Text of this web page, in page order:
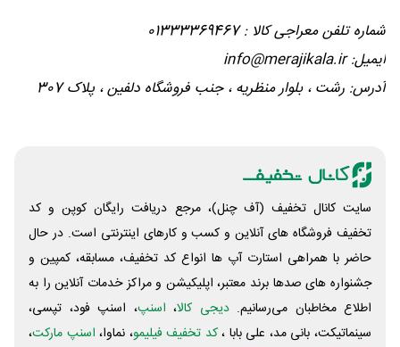
شماره تلفن معراجی کالا : 01333369467
ایمیل: info@merajikala.ir
آدرس: رشت ، بلوار منظریه ، جنب فروشگاه دلفین ، پلاک 307
سایت کانال تخفیف (آف چنل)، مرجع دریافت رایگان کوپن و کد
تخفیف فروشگاه های آنلاین و کسب و‌ کارهای اینترنتی است. در حال
حاضر با همراهی استارت آپ ها انواع کد تخفیف، مسابقه، کمپین و
جشنواره های صدها برند معتبر، اپلیکیشن و مراکز خدمات آنلاین را به
اطلاع مخاطبان می‌رسانیم. دیجی کالا، اسنپ، اسنپ فود، تپسی،
سینماتیکت، بانی مد، علی‌ بابا ،کد تخفیف فیلیمو، نماوا، اسنپ مارکت،